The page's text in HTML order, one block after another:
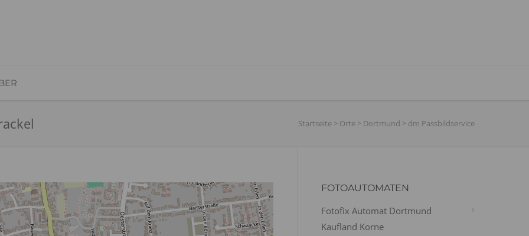
Startseite > Orte > Dortmund > dm Passbildservice
FOTOAUTOMATEN
Fotofix Automat Dortmund
Kaufland Korne